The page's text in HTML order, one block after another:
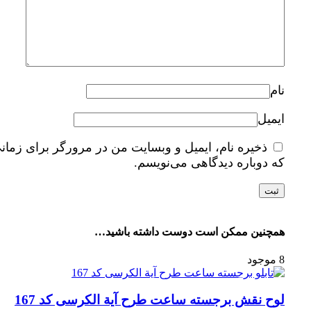
نام
ایمیل
ذخیره نام، ایمیل و وبسایت من در مرورگر برای
که دوباره دیدگاهی می‌نویسم.
همچنین ممکن است دوست داشته باشید…
8 موجود
لوح نقش برجسته ساعت طرح آیة الکرسی کد 167